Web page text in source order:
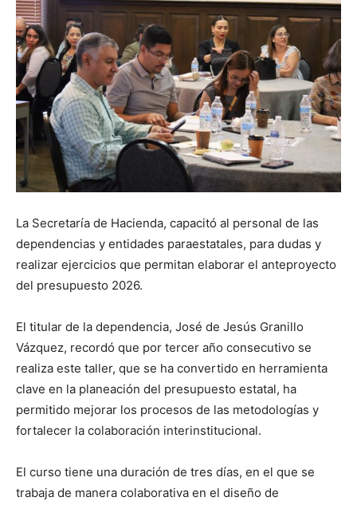
La Secretaría de Hacienda, capacitó al personal de las
dependencias y entidades paraestatales, para dudas y
realizar ejercicios que permitan elaborar el anteproyecto
del presupuesto 2026.
El titular de la dependencia, José de Jesús Granillo
Vázquez, recordó que por tercer año consecutivo se
realiza este taller, que se ha convertido en herramienta
clave en la planeación del presupuesto estatal, ha
permitido mejorar los procesos de las metodologías y
fortalecer la colaboración interinstitucional.
El curso tiene una duración de tres días, en el que se
trabaja de manera colaborativa en el diseño de